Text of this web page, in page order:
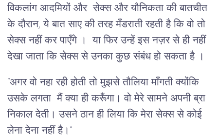
विकलांग आदमियों और सेक्स और यौनिकता की बातचीत
के दौरान, ये बात साए की तरह मँडराती रहती है कि वो तो
सेक्स नहीं कर पाएँगे । या फिर उन्हें इस नज़र से ही नहीं
देखा जाता कि सेक्स से उनका कुछ संबंध हो सकता है ।
“अगर वो नहा रही होती तो मुझसे तौलिया माँगती क्योंकि
उसके लगता मैं क्या ही करूँगा। वो मेरे सामने अपनी ब्रा
निकाल देती। उसने ठान ही लिया कि मेरा सेक्स से कोई
लेना देना नहीं है।”